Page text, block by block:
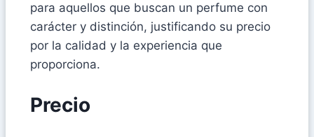
para aquellos que buscan un perfume con
carácter y distinción, justificando su precio
por la calidad y la experiencia que
proporciona.
Precio